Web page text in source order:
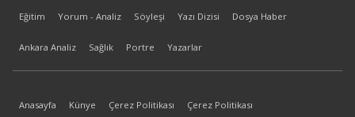
Eğitim Yorum - Analiz Söyleşi Yazı Dizisi Dosya Haber
Ankara Analiz Sağlık Portre Yazarlar
Anasayfa Künye Çerez Politikası Çerez Politikası